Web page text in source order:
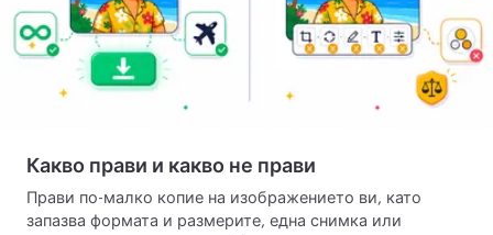
Какво прави и какво не прави
Прави по-малко копие на изображението ви, като
запазва формата и размерите, една снимка или